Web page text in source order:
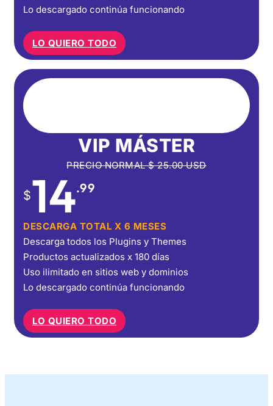
Lo descargado continúa funcionando
LO QUIERO TODO
VIP MÁSTER
PRECIO NORMAL$25.00USD
$14.99
DESCARGA TOTAL X 6 MESES
Descarga todos los Plugins y Themes
Productos actualizados x 180 días
Uso ilimitado en sitios web y dominios
Lo descargado continúa funcionando
LO QUIERO TODO